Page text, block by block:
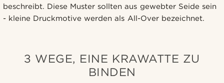
beschreibt. Diese Muster sollten aus gewebter Seide sein
- kleine Druckmotive werden als All-Over bezeichnet.
3 WEGE, EINE KRAWATTE ZU
BINDEN